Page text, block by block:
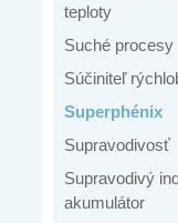
teploty
Suché procesy
Súčiniteľ
Superphénix
Supravodivosť
Supravodivý
akumulátor